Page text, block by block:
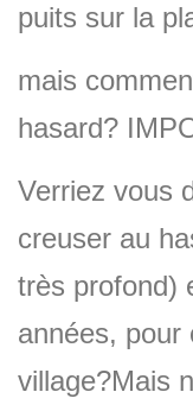
puits sur la
mais
hasard?
Verriez vous
creuser au
très profond)
années, pour
village?Mais